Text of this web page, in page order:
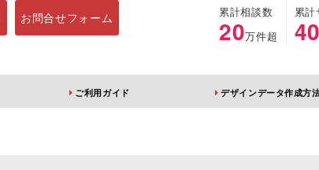
お問合せフォーム 累計相談数
20万件超
累
ご利用ガイド デザインデータ作成方